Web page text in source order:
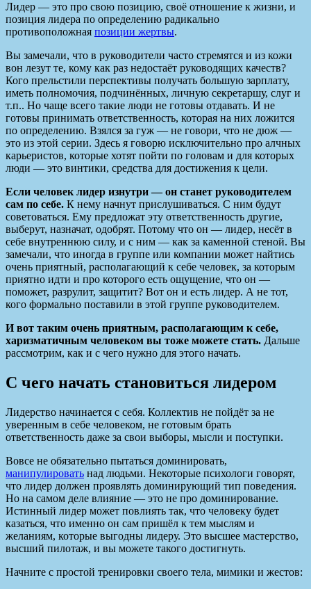
Лидер — это про свою позицию, своё отношение к жизни, и
позиция лидера по определению радикально
противоположная позиции жертвы.
Вы замечали, что в руководители часто стремятся и из кожи
вон лезут те, кому как раз недостаёт руководящих качеств?
Кого прельстили перспективы получать большую зарплату,
иметь полномочия, подчинённых, личную секретаршу, слуг и
т.п.. Но чаще всего такие люди не готовы отдавать. И не
готовы принимать ответственность, которая на них ложится
по определению. Взялся за гуж — не говори, что не дюж —
это из этой серии. Здесь я говорю исключительно про алчных
карьеристов, которые хотят пойти по головам и для которых
люди — это винтики, средства для достижения к цели.
Если человек лидер изнутри — он станет руководителем
сам по себе. К нему начнут прислушиваться. С ним будут
советоваться. Ему предложат эту ответственность другие,
выберут, назначат, одобрят. Потому что он — лидер, несёт в
себе внутреннюю силу, и с ним — как за каменной стеной. Вы
замечали, что иногда в группе или компании может найтись
очень приятный, располагающий к себе человек, за которым
приятно идти и про которого есть ощущение, что он —
поможет, разрулит, защитит? Вот он и есть лидер. А не тот,
кого формально поставили в этой группе руководителем.
И вот таким очень приятным, располагающим к себе,
харизматичным человеком вы тоже можете стать. Дальше
рассмотрим, как и с чего нужно для этого начать.
С чего начать становиться лидером
Лидерство начинается с себя. Коллектив не пойдёт за не
уверенным в себе человеком, не готовым брать
ответственность даже за свои выборы, мысли и поступки.
Вовсе не обязательно пытаться доминировать,
манипулировать над людьми. Некоторые психологи говорят,
что лидер должен проявлять доминирующий тип поведения.
Но на самом деле влияние — это не про доминирование.
Истинный лидер может повлиять так, что человеку будет
казаться, что именно он сам пришёл к тем мыслям и
желаниям, которые выгодны лидеру. Это высшее мастерство,
высший пилотаж, и вы можете такого достигнуть.
Начните с простой тренировки своего тела, мимики и жестов: